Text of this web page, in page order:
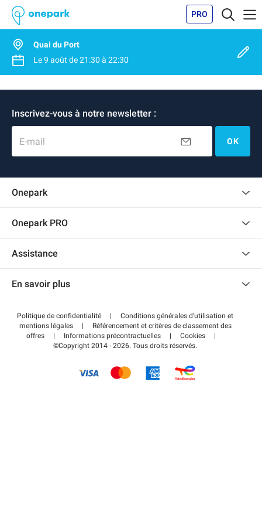
PRO
Quai du Port
Le9 août de21:30 à 22:30
Inscrivez-vous à notre newsletter :
E-mail OK
Onepark
Recrutement
Onepark PRO
Accéder à mon espace partenaire
Assistance
Centre d'aide
Régler votre stationnement FLOW
En savoir plus
Wiki
Guide du stationnement
Politique de confidentialité |
Conditions générales d'utilisation et
mentions légales
|
Référencement et critères de classement des
offres
| Informations précontractuelles | Cookies
|
©Copyright 2014 - 2026. Tous droits réservés.